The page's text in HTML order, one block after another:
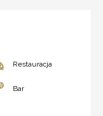
Restauracja
Bar